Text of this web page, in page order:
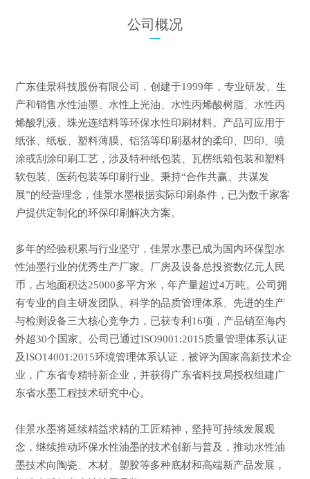
公司概况
广东佳景科技股份有限公司，创建于1999年，专业研发、生
产和销售水性油墨、水性上光油、水性丙烯酸树脂、水性丙
烯酸乳液、珠光连结料等环保水性印刷材料。产品可应用于
纸张、纸板、塑料薄膜、铝箔等印刷基材的柔印、凹印、喷
涂或刮涂印刷工艺，涉及特种纸包装、瓦楞纸箱包装和塑料
软包装、医药包装等印刷行业。秉持“合作共赢、共谋发
展”的经营理念，佳景水墨根据实际印刷条件，已为数千家客
户提供定制化的环保印刷解决方案。
多年的经验积累与行业坚守，佳景水墨已成为国内环保型水
性油墨行业的优秀生产厂家。厂房及设备总投资数亿元人民
币，占地面积达25000多平方米，年产量超过4万吨。公司拥
有专业的自主研发团队、科学的品质管理体系、先进的生产
与检测设备三大核心竞争力，已获专利16项，产品销至海内
外超30个国家。公司已通过ISO9001:2015质量管理体系认证
及ISO14001:2015环境管理体系认证，被评为国家高新技术企
业，广东省专精特新企业，并获得广东省科技局授权组建广
东省水墨工程技术研究中心。
佳景水墨将延续精益求精的工匠精神，坚持可持续发展观
念，继续推动环保水性油墨的技术创新与普及，推动水性油
墨技术向陶瓷、木材、塑胶等多种底材和高端新产品发展，